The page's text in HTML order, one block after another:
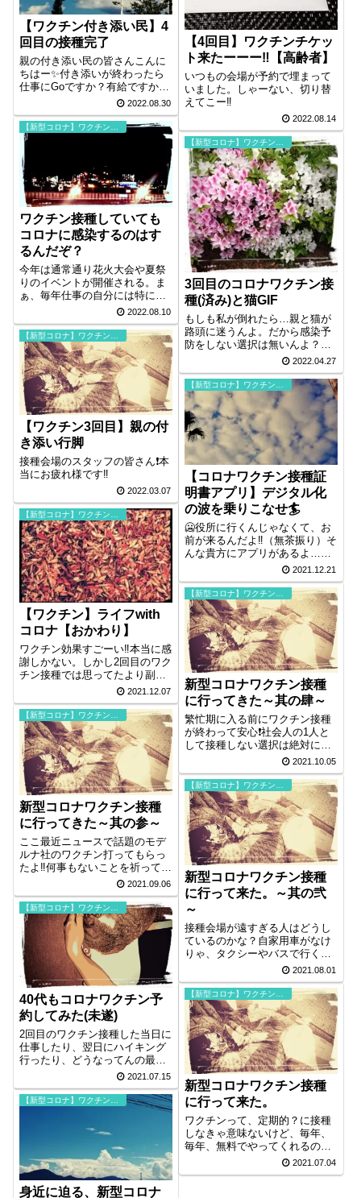
【ワクチン付き添い民】4
回目の接種完了
親の付き添い民の皆さんこんに
ちはー✨付き添いが終わったら
仕事にGoですか？有給ですか？
お互い頑張りましょうねぇ～
2022.08.30
【4回目】ワクチンチケッ
ト来たーーー‼️【高齢者】
いつもの会場が予約で埋まって
いました。しゃーない、切り替
えてこー‼️
2022.08.14
ワクチン接種していても
コロナに感染するのはす
るんだぞ？
今年は通常通り花火大会や夏祭
りのイベントが開催される。ま
ぁ、毎年仕事の自分には特に関
係ない🥺 それよりも通勤中の3
いねぇ～。
2022.08.10
【新型コロナ】ワクチン接種
3回目のコロナワクチン接
種(済み)と猫GIF
もしも私が倒れたら…親と猫が
路頭に迷うんよ。だから感染予
防をしない選択は無いんよ？暑
くてもマスク着用・手指消毒・3
…誰かのためじゃなくて自分の
ために‼️
2022.04.27
【ワクチン3回目】親の付
き添い行脚
接種会場のスタッフの皆さん❗本
当にお疲れ様です‼️
2022.03.07
【コロナワクチン接種証
明書アプリ】デジタル化
の波を乗りこなせ🏄
🥶役所に行くんじゃなくて、お
前が来るんだよ‼️（無茶振り）そ
んな貴方にアプリがあるよ…っ
てね。暖かいお布団の中でパパ
2021.12.21
【新型コロナ】ワクチン接種
【ワクチン】ライフwith
コロナ【おかわり】
ワクチン効果すごーい‼️本当に感
謝しかない。しかし2回目のワク
チン接種では思ってたより副作
用が出たからなー。3回目もスケ
ジュール管理をしっかりしない
とね。(*ﾟ▽^)✴️
2021.12.07
新型コロナワクチン接種
に行ってきた～其の肆～
繁忙期に入る前にワクチン接種
が終わって安心❗社会人の1人と
して接種しない選択は絶対に有
り得ないからね。持病がある人
は主治医に相談したらイイヨ
～。Goサイン貰ったら安心でき
るでしょ？
2021.10.05
【新型コロナ】ワクチン接種
新型コロナワクチン接種
に行ってきた～其の参～
ここ最近ニュースで話題のモデ
ルナ社のワクチン打ってもらっ
たよ‼️何事もないことを祈ってし
ばらく家に籠ります…。なーに
ア○トラ○ネカよりはまだマシよ
🤫＜シーッ
2021.09.06
【新型コロナ】ワクチン接種
新型コロナワクチン接種
に行って来た。～其の弐
～
接種会場が遠すぎる人はどうし
ているのかな？自家用車がなけ
りゃ、タクシーやバスで行くし
かないよねぇ。仕方ないことだ
けど交通費が往復〇千円とかた
まらないなぁ～。
2021.08.01
【新型コロナ】ワクチン接種
40代もコロナワクチン予
約してみた(未遂)
2回目のワクチン接種した当日に
仕事したり、翌日にハイキング
行ったり、どうなってんの最近
の70代の体力は。お元気で何よ
2021.07.15
新型コロナワクチン接種
に行って来た。
ワクチンって、定期的？に接種
しなきゃ意味ないけど、毎年、
毎年、無料でやってくれるのか
な？そんな馬鹿な公共事業って
2021.07.04
身近に迫る、新型コロナ